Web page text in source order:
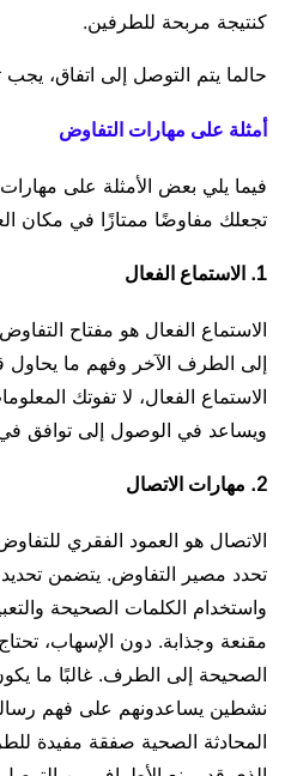
كنتيجة مربحة للطرفين.
حالما يتم التوصل إلى اتفاق،
أمثلة على مهارات التفاوض
فيما يلي بعض الأمثلة على
تجعلك مفاوضًا ممتازًا في مكان
1. الاستماع الفعال
الاستماع الفعال هو مفتاح
إلى الطرف الآخر وفهم ما يحاول
الاستماع الفعال، لا تفوتك
ويساعد في الوصول إلى توافق
2. مهارات الاتصال
الاتصال هو العمود الفقري
تحدد مصير التفاوض. يتضمن تحديد
واستخدام الكلمات الصحيحة
مقنعة وجذابة. دون الإسهاب،
الصحيحة إلى الطرف. غالبًا ما
نشطين يساعدونهم على فهم
المحادثة الصحية صفقة مفيدة